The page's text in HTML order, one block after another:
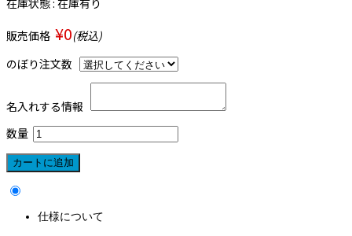
販売価格 ¥0(税込)
のぼり注文数
名入れする情報
数量
仕様について